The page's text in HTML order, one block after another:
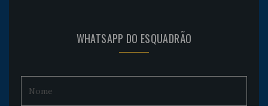
WHATSAPP DO ESQUADRÃO